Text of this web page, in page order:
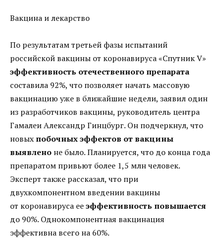
Вакцина и лекарство
По результатам третьей фазы испытаний
российской вакцины от коронавируса «Спутник V»
эффективность отечественного препарата
составила 92%, что позволяет начать массовую
вакцинацию уже в ближайшие недели, заявил один
из разработчиков вакцины, руководитель центра
Гамалеи Александр Гинцбург. Он подчеркнул, что
новых побочных эффектов от вакцины
выявлено не было. Планируется, что до конца года
препаратом привьют более 1,5 млн человек.
Эксперт также рассказал, что при
двухкомпонентном введении вакцины
от коронавируса ееэффективность повышается
до 90%. Однокомпонентная вакцинация
эффективна всего на 60%.